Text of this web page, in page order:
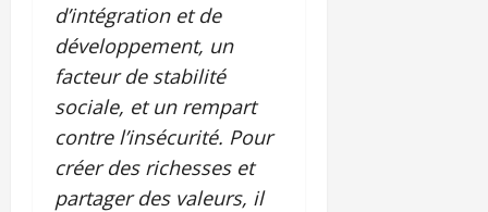
d’intégration et de
développement, un
facteur de stabilité
sociale, et un rempart
contre l’insécurité. Pour
créer des richesses et
partager des valeurs, il